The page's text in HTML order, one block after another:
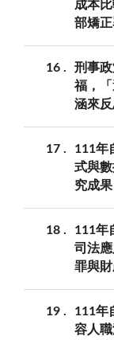
成本
部矯正
16
刑事
福，
涵來
17
111年
式與
究成果
18
111年
司法
罪與
19
111年
容人